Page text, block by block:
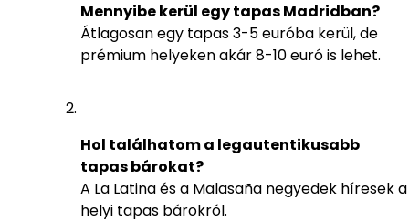
Mennyibe kerül egy tapas Madridban?
Átlagosan egy tapas 3-5 euróba kerül, de
prémium helyeken akár 8-10 euró is lehet.
Hol találhatom a legautentikusabb
tapas bárokat?
A La Latina és a Malasaña negyedek híresek a
helyi tapas bárokról.